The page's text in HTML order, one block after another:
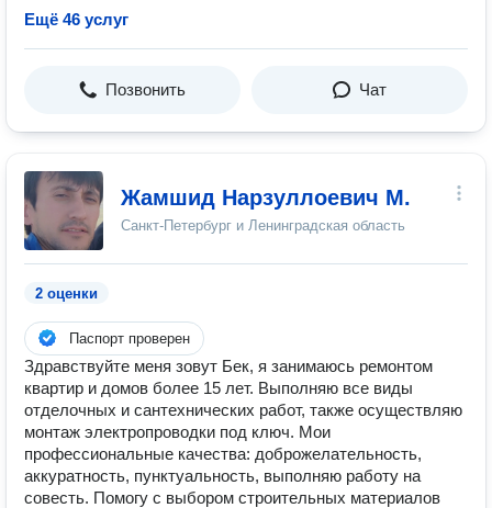
Ещё 46 услуг
Позвонить Чат
Жамшид Нарзуллоевич М.
Санкт-Петербург и Ленинградская область
2 оценки
Паспорт проверен
Здравствуйте меня зовут Бек, я занимаюсь ремонтом
квартир и домов более 15 лет. Выполняю все виды
отделочных и сантехнических работ, также осуществляю
монтаж электропроводки под ключ. Мои
профессиональные качества: доброжелательность,
аккуратность, пунктуальность, выполняю работу на
совесть. Помогу с выбором строительных материалов